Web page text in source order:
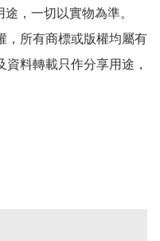
，一切以實物為準。
，所有商標或版權均屬有
料轉載只作分享用途，